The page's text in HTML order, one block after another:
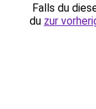
Falls du
du zur